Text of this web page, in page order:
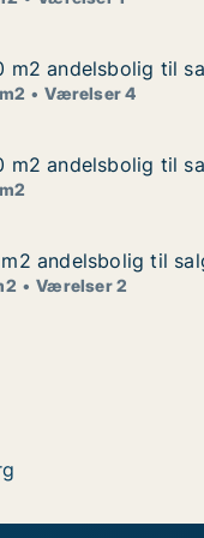
Haderslev, Risager
til salg i 6100
m2 andelsbolig til
m2 andelsbolig til
Værelser 4
Kolding,til salg i 6000
m2 andelsbolig til
m2 andelsbolig til
Haderslev,
til salg i 6100
andelsbolig til
andelsbolig til
Værelser 2